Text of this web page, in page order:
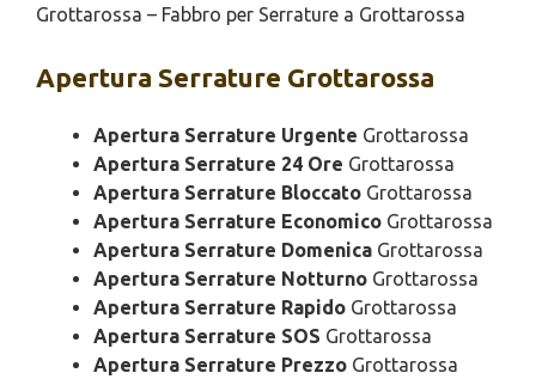
Grottarossa – Fabbro per Serrature a Grottarossa
Apertura Serrature Grottarossa
Apertura Serrature Urgente Grottarossa
Apertura Serrature 24 Ore Grottarossa
Apertura Serrature Bloccato Grottarossa
Apertura Serrature Economico Grottarossa
Apertura Serrature Domenica Grottarossa
Apertura Serrature Notturno Grottarossa
Apertura Serrature Rapido Grottarossa
Apertura Serrature SOS Grottarossa
Apertura Serrature Prezzo Grottarossa